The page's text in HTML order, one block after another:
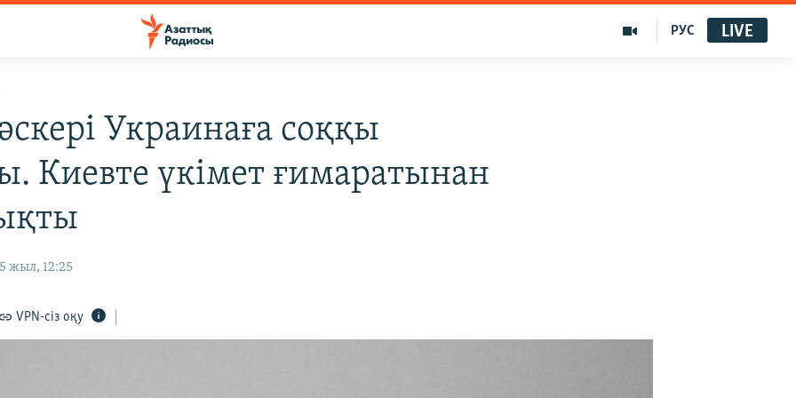
РУС LIVE
Украинаға соққы
Киевте үкімет ғимаратынан
жыл, 12:25
VPN-сіз оқу